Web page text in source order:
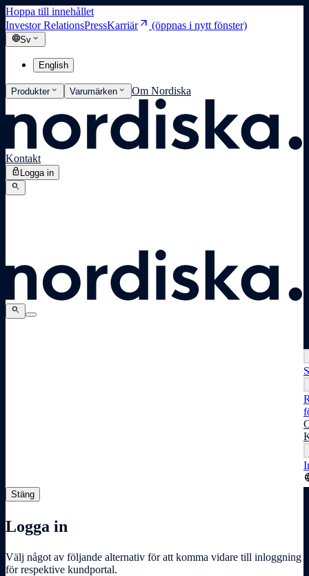
Hoppa till innehållet
Investor RelationsPressKarriärarrow_outward (öppnas i nytt fönster)
languageSv expand_more
English
Produkterexpand_more Varumärken expand_more Om Nordiska
Kontakt
lock Logga in
search
search
Stäng
Logga in
Välj något av följande alternativ för att komma vidare till inloggning
för respektive kundportal.